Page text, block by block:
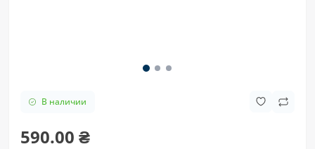
В наличии
590.00 ₴